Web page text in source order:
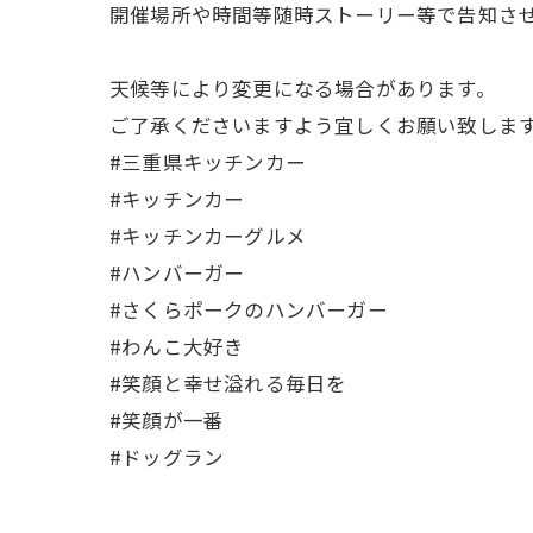
開催場所や時間等随時ストーリー等で告知さ
天候等により変更になる場合があります。
ご了承くださいますよう宜しくお願い致しま
#三重県キッチンカー
#キッチンカー
#キッチンカーグルメ
#ハンバーガー
#さくらポークのハンバーガー
#わんこ大好き
#笑顔と幸せ溢れる毎日を
#笑顔が一番
#ドッグラン